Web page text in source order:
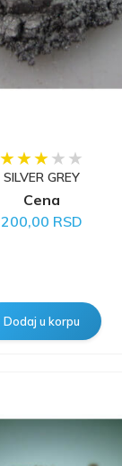
SILVER GREY
Cena
200,00 RSD